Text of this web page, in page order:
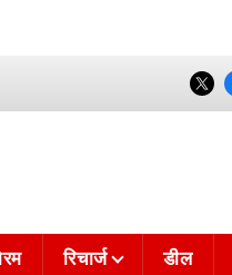
रिचार्ज डील